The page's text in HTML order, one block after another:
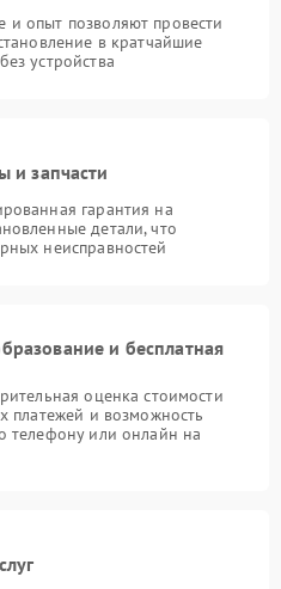
опыт позволяют провести
в кратчайшие
устройства
и запчасти
гарантия на
детали, что
неисправностей
и бесплатная
оценка стоимости
платежей и возможность
телефону или онлайн на